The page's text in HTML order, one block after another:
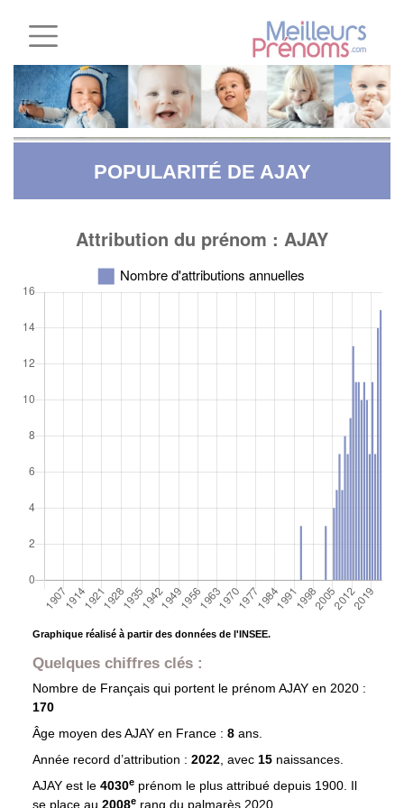
POPULARITÉ DE AJAY
Graphique réalisé à partir des données de l'INSEE.
Quelques chiffres clés :
Nombre de Français qui portent le prénom AJAY en 2020 :
170
Âge moyen desAJAYen France : 8 ans.
Année record d’attribution : 2022, avec 15 naissances.
AJAY est le 4030eprénom le plus attribué depuis 1900. Il
se place au 2008e rang du palmarès 2020.